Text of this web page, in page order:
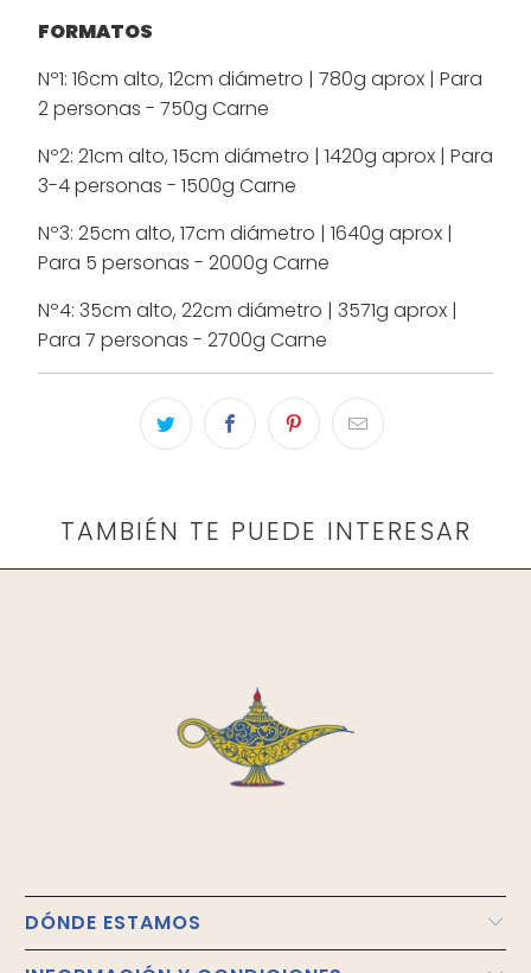
FORMATOS
Nº1: 16cm alto, 12cm diámetro | 780g aprox | Para
2 personas - 750g Carne
Nº2: 21cm alto, 15cm diámetro | 1420g aprox | Para
3-4 personas - 1500g Carne
Nº3: 25cm alto, 17cm diámetro | 1640g aprox |
Para 5 personas - 2000g Carne
Nº4: 35cm alto, 22cm diámetro | 3571g aprox |
Para 7 personas - 2700g Carne
TAMBIÉN TE PUEDE INTERESAR
DÓNDE ESTAMOS